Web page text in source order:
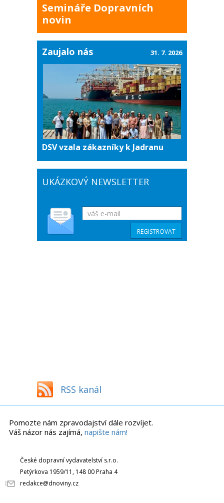
Semináře Dopravních
novin
Zaujalo nás
DSV vzala zákazníky k Jadranu
31. 7. 2026
UKÁZKOVÝ NEWSLETTER
RSS kanál
Pomozte nám zpravodajství dále rozvíjet.
Váš názor nás zajímá, napište nám!
České dopravní vydavatelství s.r.o.
Petýrkova 1959/11, 148 00 Praha 4
redakce@dnoviny.cz